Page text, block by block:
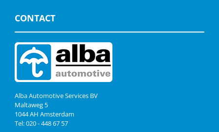
CONTACT
Alba Automotive Services BV
Maltaweg 5
1044 AH Amsterdam
Tel: 020 - 448 67 57